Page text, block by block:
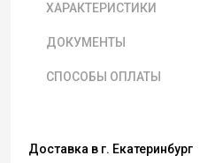
ХАРАКТЕРИСТИКИ
ДОКУМЕНТЫ
СПОСОБЫ ОПЛАТЫ
Доставка в г. Екатеринбург